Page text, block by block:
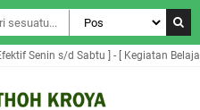
Senin s/d Sabtu ] - [ Kegiatan